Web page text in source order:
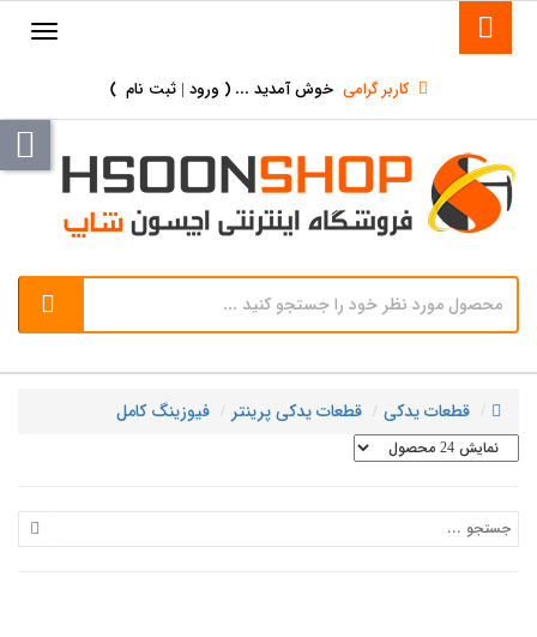
کاربر گرامی خوش آمدید ... ( ورود | ثبت نام )
قطعات یدکی قطعات یدکی پرینتر فیوزینگ کامل